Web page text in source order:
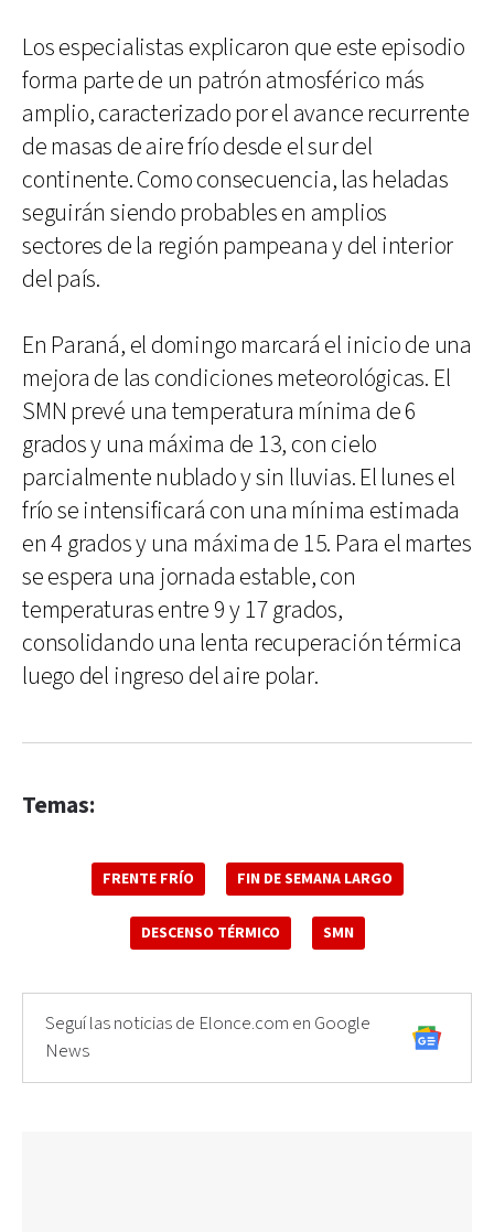
Los especialistas explicaron que este episodio
forma parte de un patrón atmosférico más
amplio, caracterizado por el avance recurrente
de masas de aire frío desde el sur del
continente. Como consecuencia, las heladas
seguirán siendo probables en amplios
sectores de la región pampeana y del interior
del país.
En Paraná, el domingo marcará el inicio de una
mejora de las condiciones meteorológicas. El
SMN prevé una temperatura mínima de 6
grados y una máxima de 13, con cielo
parcialmente nublado y sin lluvias. El lunes el
frío se intensificará con una mínima estimada
en 4 grados y una máxima de 15. Para el martes
se espera una jornada estable, con
temperaturas entre 9 y 17 grados,
consolidando una lenta recuperación térmica
luego del ingreso del aire polar.
Temas:
FRENTE FRÍO FIN DE SEMANA LARGO
DESCENSO TÉRMICO SMN
Seguí las noticias de Elonce.com en Google
News